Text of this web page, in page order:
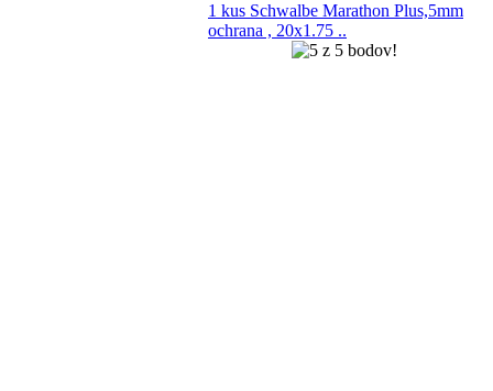
1 kus Schwalbe Marathon Plus,5mm
ochrana , 20x1.75 ..